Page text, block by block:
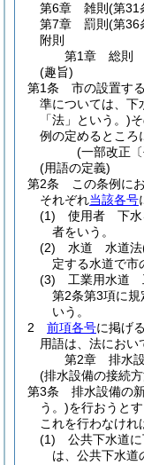
第6章
雑則 (第31
第7章
罰則 (第36
附則
第1章
総則
(趣旨)
第1条
市の設置す
準については、下
「法」という。)
例の定めるところ
(一部改正
(用語の定義)
第2条
この条例に
それぞれ当該各号
(1)
使用者 下水
者をいう。
(2)
水道 水道法
定する水道で市
(3)
工業用水道
第2条第3項に
いう。
2
前項各号に掲げ
用語は、法におい
第2章
排水
(排水設備の接続
第3条
排水設備の
う。)を行おうとす
これを行わなけれ
(1)
公共下水道
は、公共下水道